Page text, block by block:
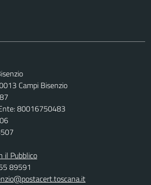
Campi Bisenzio
80016750483
il Pubblico
89591